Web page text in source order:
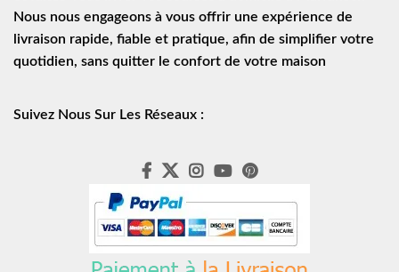
Nous nous engageons à vous offrir une expérience de
livraison rapide, fiable et pratique, afin de simplifier votre
quotidien, sans quitter le confort de votre maison
Suivez Nous Sur Les Réseaux :